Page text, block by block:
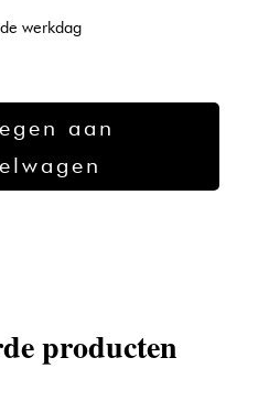
is:
€124,63.
werkdag
aan
producten